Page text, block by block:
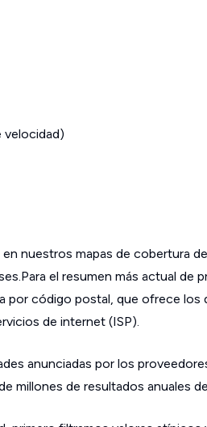
velocidad)
nuestros mapas de cobertura
el resumen más actual de
por código postal, que ofrece los
de internet (ISP).
anunciadas por los
millones de resultados anuales